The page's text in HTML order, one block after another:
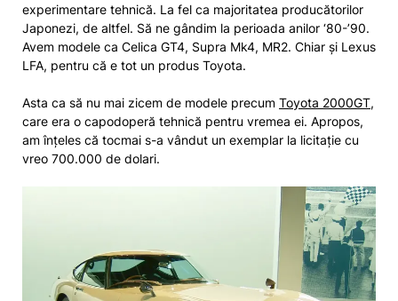
experimentare tehnică. La fel ca majoritatea producătorilor
Japonezi, de altfel. Să ne gândim la perioada anilor ‘80-’90.
Avem modele ca Celica GT4, Supra Mk4, MR2. Chiar și Lexus
LFA, pentru că e tot un produs Toyota.
Asta ca să nu mai zicem de modele precum Toyota 2000GT,
care era o capodoperă tehnică pentru vremea ei. Apropos,
am înțeles că tocmai s-a vândut un exemplar la licitație cu
vreo 700.000 de dolari.